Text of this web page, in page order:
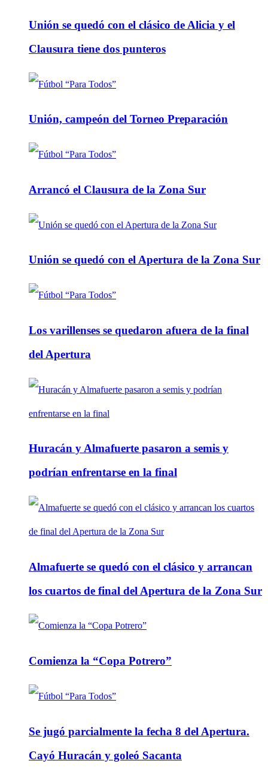
Unión se quedó con el clásico de Alicia y el
Clausura tiene dos punteros
Unión, campeón del Torneo Preparación
Arrancó el Clausura de la Zona Sur
Unión se quedó con el Apertura de la Zona Sur
Los varillenses se quedaron afuera de la final
del Apertura
Huracán y Almafuerte pasaron a semis y
podrían enfrentarse en la final
Almafuerte se quedó con el clásico y arrancan
los cuartos de final del Apertura de la Zona Sur
Comienza la “Copa Potrero”
Se jugó parcialmente la fecha 8 del Apertura.
Cayó Huracán y goleó Sacanta